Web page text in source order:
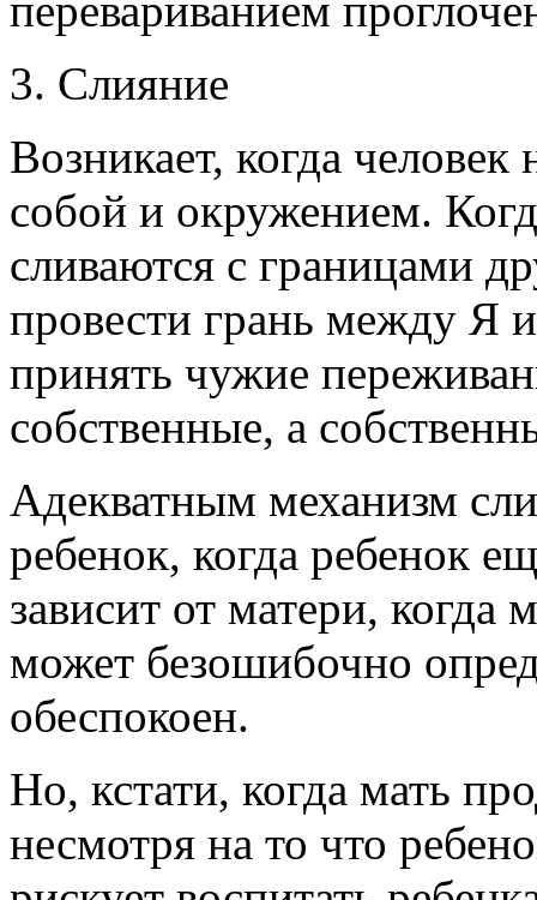
3. Слияние
Возникает, когда
собой и окружением.
сливаются с границами
провести грань между Я
принять чужие
собственные, а
Адекватным механизм
ребенок, когда ребенок
зависит от матери, когда
может безошибочно
обеспокоен.
Но, кстати, когда мать
несмотря на то что